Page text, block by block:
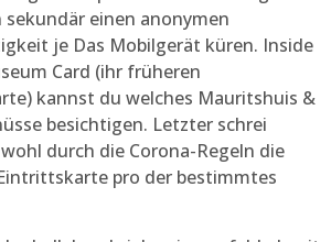
sekundär einen anonymen
je Das Mobilgerät küren. Inside
Card (ihr früheren
kannst du welches Mauritshuis &
besichtigen. Letzter schrei
durch die Corona-Regeln die
pro der bestimmtes